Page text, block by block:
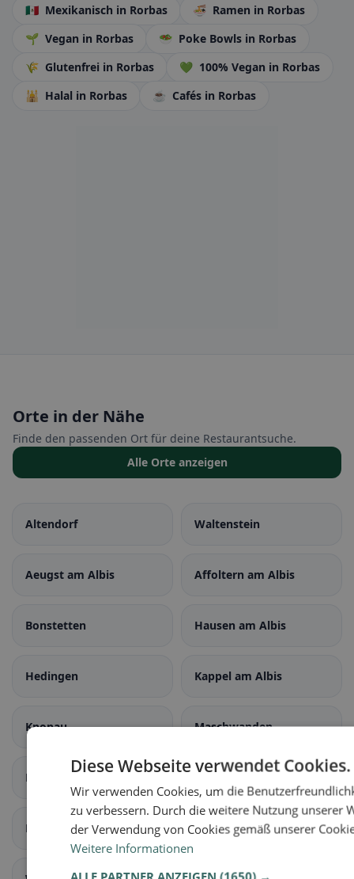
🇲🇽 Mexikanisch in Rorbas 🍜 Ramen in Rorbas
🌱 Vegan in Rorbas 🥗 Poke Bowls in Rorbas
🌾 Glutenfrei in Rorbas 💚 100% Vegan in Rorbas
🕌 Halal in Rorbas ☕ Cafés in Rorbas
Orte in der Nähe
Finde den passenden Ort für deine Restaurantsuche.
Alle Orte anzeigen
Altendorf Waltenstein
Aeugst am Albis Affoltern am Albis
Bonstetten Hausen am Albis
Hedingen Kappel am Albis
Knonau Maschwanden
Mettmenstetten Obfelden
Rifferswil Stallikon
Diese Webseite verwendet Cookies.
Wir verwenden Cookies, um die
zu verbessern. Durch die weitere Nutzung unserer
der Verwendung von Cookies gemäß unserer
Weitere Informationen
ALLE PARTNER ANZEIGEN(1650) →